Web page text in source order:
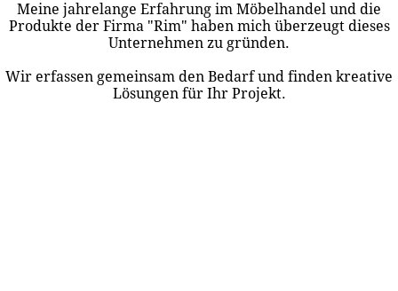
Meine jahrelange Erfahrung im Möbelhandel und die
Produkte der Firma "Rim" haben mich überzeugt dieses
Unternehmen zu gründen.
Wir erfassen gemeinsam den Bedarf und finden kreative
Lösungen für Ihr Projekt.